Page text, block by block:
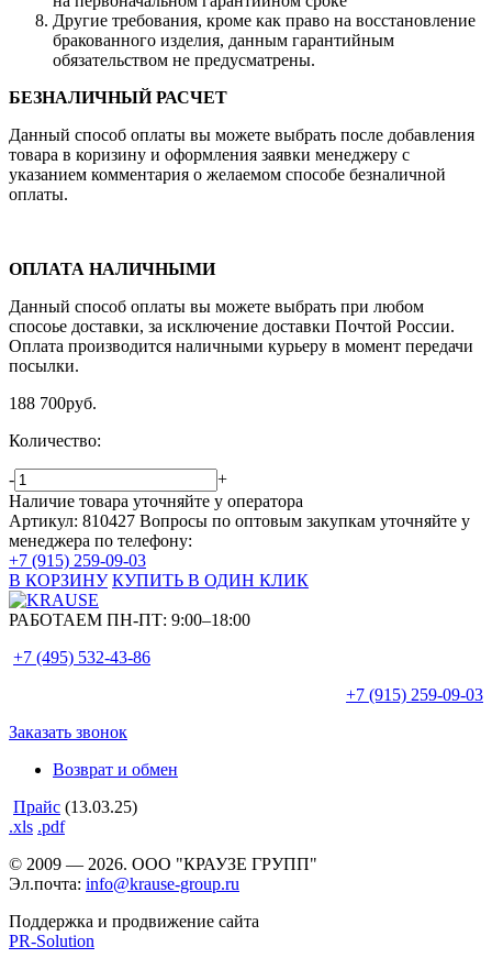
Другие требования, кроме как право на восстановление
бракованного изделия, данным гарантийным
обязательством не предусматрены.
БЕЗНАЛИЧНЫЙ РАСЧЕТ
Данный способ оплаты вы можете выбрать после добавления
товара в коризину и оформления заявки менеджеру c
указанием комментария о желаемом способе безналичной
оплаты.
ОПЛАТА НАЛИЧНЫМИ
Данный способ оплаты вы можете выбрать при любом
спосоье доставки, за исключение доставки Почтой России.
Оплата производится наличными курьеру в момент передачи
посылки.
188 700руб.
Количество:
-
+
Наличие товара уточняйте у оператора
Артикул: 810427 Вопросы по оптовым закупкам уточняйте у
менеджера по телефону:
+7 (915) 259-09-03
В КОРЗИНУ КУПИТЬ В ОДИН КЛИК
РАБОТАЕМ ПН-ПТ: 9:00–18:00
+7 (495) 532-43-86
+7 (915) 259-09-03
Заказать звонок
Возврат и обмен
Прайс (13.03.25)
.xls .pdf
© 2009 — 2026. ООО "КРАУЗЕ ГРУПП"
Эл.почта: info@krause-group.ru
Поддержка и продвижение сайта
PR-Solution